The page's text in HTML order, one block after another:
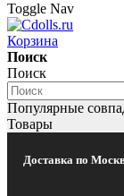
Toggle Nav
Корзина
Поиск
Поиск
Популярные
Товары
Доставка по